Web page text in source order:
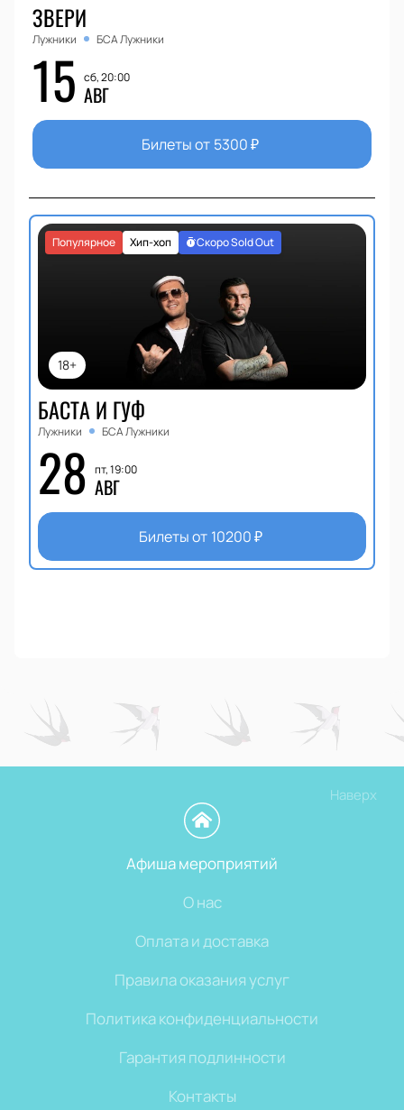
ЗВЕРИ
Лужники БСА Лужники
15 сб, 20:00
АВГ
Билеты от 5300₽
18+
Хип-хоп
Популярное Скоро Sold Out
БАСТА И ГУФ
Лужники БСА Лужники
28 пт, 19:00
АВГ
Билеты от 10200₽
Наверх
Афиша мероприятий
О нас
Оплата и доставка
Правила оказания услуг
Политика конфиденциальности
Гарантия подлинности
Контакты